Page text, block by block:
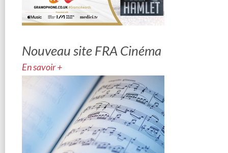
Nouveau site FRA Cinéma
En savoir +